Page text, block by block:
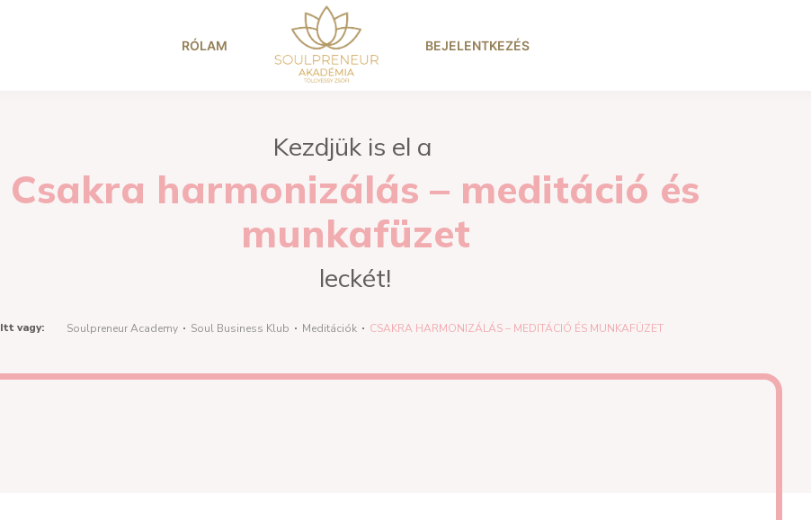
RÓLAM BEJELENTKEZÉS
Kezdjük is el a
Csakra harmonizálás – meditáció és
munkafüzet
leckét!
Itt vagy: Soulpreneur Academy Soul Business Klub Meditációk CSAKRA HARMONIZÁLÁS – MEDITÁCIÓ ÉS MUNKAFÜZET